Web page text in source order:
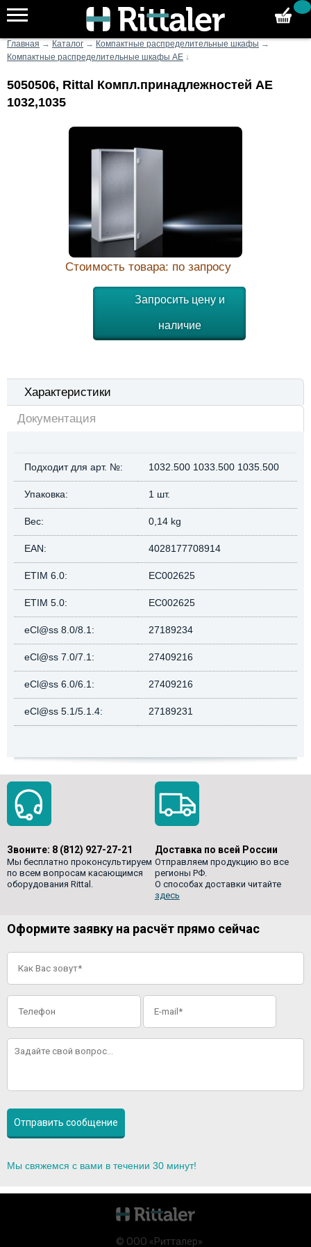
Главная → Каталог → Компактные распределительные шкафы →
Компактные распределительные шкафы AE ↓
5050506, Rittal Компл.принадлежностей AE
1032,1035
Стоимость товара: по запросу
Запросить цену и
наличие
Характеристики
Документация
Подходит для арт. №: 1032.500 1033.500 1035.500
Упаковка: 1 шт.
Вес: 0,14 kg
EAN: 4028177708914
ETIM 6.0: EC002625
ETIM 5.0: EC002625
eCl@ss 8.0/8.1: 27189234
eCl@ss 7.0/7.1: 27409216
eCl@ss 6.0/6.1: 27409216
eCl@ss 5.1/5.1.4: 27189231
Звоните: 8 (812) 927-27-21
Мы бесплатно проконсультируем
по всем вопросам касающимся
оборудования Rittal.
Доставка по всей России
Отправляем продукцию во все
регионы РФ.
О способах доставки читайте
здесь
Оформите заявку на расчёт прямо сейчас
Мы свяжемся с вами в течении 30 минут!
© ООО «Ритталер»